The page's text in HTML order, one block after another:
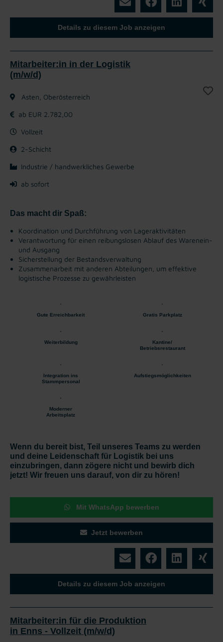
Details zu diesem Job anzeigen
Mitarbeiter:in in der Logistik
(m/w/d)
Asten, Oberösterreich
ab EUR 2.782,00
Vollzeit
2-Schicht
Industrie / handwerkliches Gewerbe
ab sofort
Das macht dir Spaß:
Koordination und Durchführung von Lageraktivitäten
Verantwortung für einen reibungslosen Ablauf des Warenein-
und Ausgang
Sicherstellung der Bestandsverwaltung
Zusammenarbeit mit anderen Abteilungen, um effektive
logistische Prozesse zu gewährleisten
Gute Erreichbarkeit Gratis Parkplatz
Weiterbildung
Kantine/
Betriebsrestaurant
Integration ins
Stammpersonal
Aufstiegsmöglichkeiten
Moderner
Arbeitsplatz
Wenn du bereit bist, Teil unseres Teams zu werden
und deine Leidenschaft für Logistik bei uns
einzubringen, dann zögere nicht und bewirb dich
jetzt! Wir freuen uns darauf, von dir zu hören!
Mit WhatsApp bewerben
Jetzt bewerben
Details zu diesem Job anzeigen
Mitarbeiter:in für die Produktion
in Enns - Vollzeit (m/w/d)